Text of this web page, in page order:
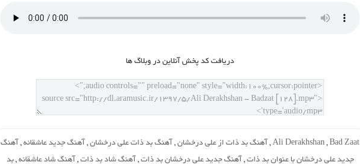
دريافت کد پخش آنلاين در وبلاگ ها
Ali Derakhshan ,Bad Zaat
, آهنگ بد ذات از علی درخشان, آهنگ بد ذات علی درخشان, آهنگ جدید عاشقانه, آهنگ
جدید علی درخشان با عنوان بد ذات , آهنگ جدید علی درخشان بد ذات , آهنگ شاد بد ذات , آهنگ شاد عاشقانه ,بد